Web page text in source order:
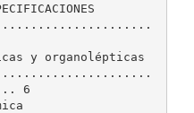
y organolépticas
6